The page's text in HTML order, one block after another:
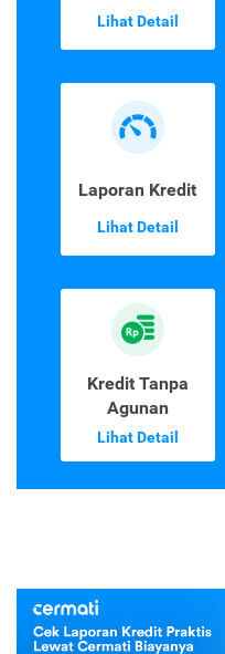
Lihat Detail
Laporan Kredit
Lihat Detail
Kredit Tanpa
Agunan
Lihat Detail